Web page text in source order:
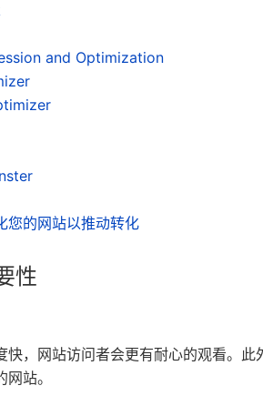
and Optimization
您的网站以推动转化
性
快，网站访问者会更有耐心的观看。
站。